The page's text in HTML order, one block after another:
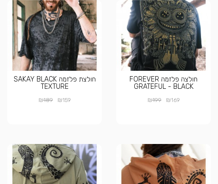
חולצה פלזמה FOREVER
GRATEFUL - BLACK
₪169
₪199
חולצת פלזמה SAKAY BLACK
TEXTURE
₪159
₪189